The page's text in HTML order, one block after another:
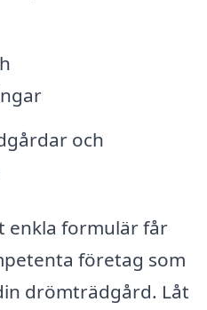
och
enkla formulär får
företag som
drömträdgård. Låt